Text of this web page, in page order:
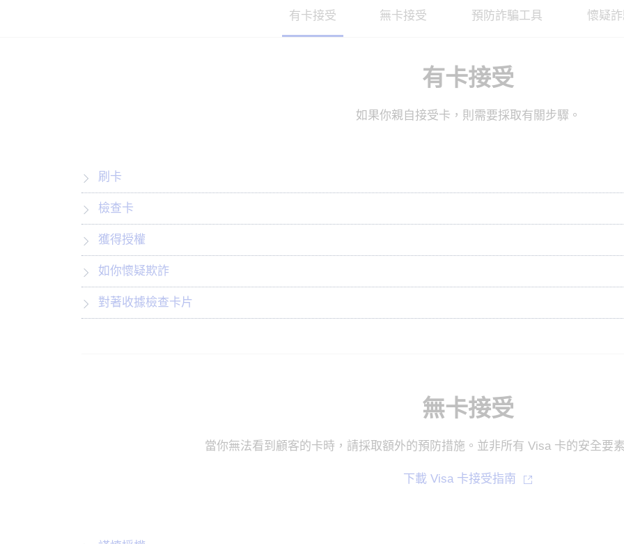
有卡接受 無卡接受 預防詐騙工具 懷疑
有卡接受
如果你親自接受卡，則需要採取有關步驟。
刷卡
檢查卡
獲得授權
如你懷疑欺詐
對著收據檢查卡片
無卡接受
當你無法看到顧客的卡時，請採取額外的預防措施。並非所有 Visa 卡的安全要
下載 Visa 卡接受指南